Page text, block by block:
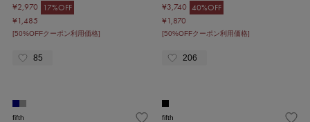
¥2,970
17%OFF
¥1,485
[50%OFFクーポン利用価格]
85
¥3,740 40%OFF
¥1,870
[50%OFFクーポン利用価格]
206
fifth fifth